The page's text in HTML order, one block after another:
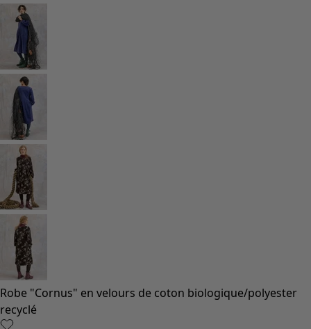
Robe "Cornus" en velours de coton biologique/polyester
recyclé